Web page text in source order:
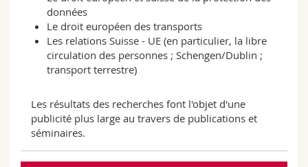
données
Le droit européen des transports
Les relations Suisse - UE (en particulier, la libre
circulation des personnes ; Schengen/Dublin ;
transport terrestre)
Les résultats des recherches font l'objet d'une
publicité plus large au travers de publications et
séminaires.